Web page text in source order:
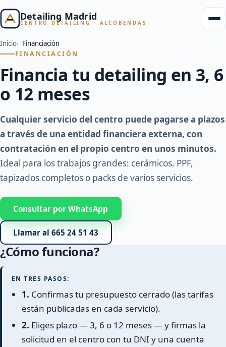
Detailing Madrid
CENTRO DETAILING · ALCOBENDAS
Inicio Financiación
FINANCIACIÓN
Financia tu detailing en 3, 6
o 12 meses
Cualquier servicio del centro puede pagarse a plazos
a través de una entidad financiera externa, con
contratación en el propio centro en unos minutos.
Ideal para los trabajos grandes: cerámicos, PPF,
tapizados completos o packs de varios servicios.
Consultar por WhatsApp
Llamar al 665 24 51 43
¿Cómo funciona?
EN TRES PASOS:
1. Confirmas tu presupuesto cerrado (las tarifas
están publicadas en cada servicio).
2. Eliges plazo — 3, 6 o 12 meses — y firmas la
solicitud en el centro con tu DNI y una cuenta